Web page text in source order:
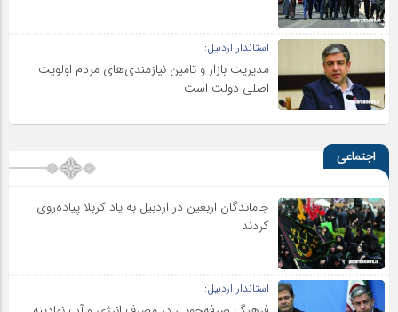
استاندار اردبیل:
مدیریت بازار و تامین نیازمندی‌های مردم اولویت‌
اصلی دولت است
اجتماعی
جاماندگان اربعین در اردبیل به یاد کربلا پیاده‌روی
کردند
استاندار اردبیل: